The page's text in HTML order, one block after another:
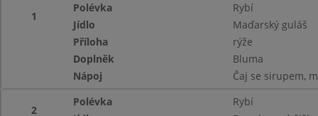
1
Polévka
Rybí
Jídlo
Maďarský guláš
Příloha
rýže
Doplněk
Bluma
Nápoj
Čaj se sirupem,
2
Polévka
Rybí